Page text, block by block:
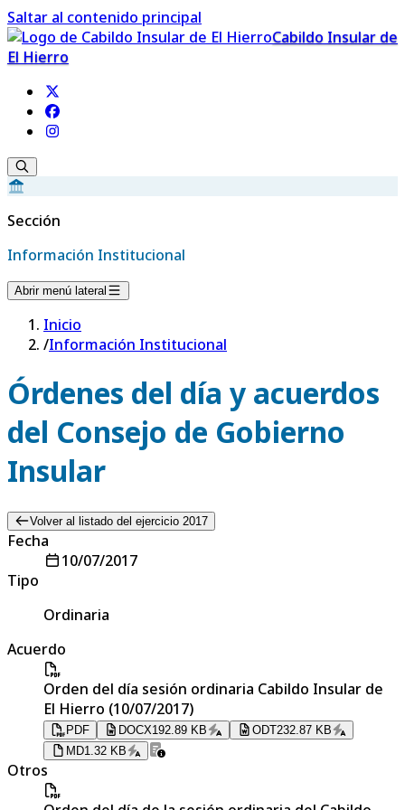
Saltar al contenido principal
Cabildo Insular de
El Hierro
Sección
Información Institucional
Abrir menú lateral
Inicio
/Información Institucional
Órdenes del día y acuerdos
del Consejo de Gobierno
Insular
Volver al listado del ejercicio 2017
Fecha
10/07/2017
Tipo
Ordinaria
Acuerdo
Orden del día sesión ordinaria Cabildo Insular de
El Hierro (10/07/2017)
PDF DOCX192.89 KB ODT232.87 KB
MD1.32 KB
Otros